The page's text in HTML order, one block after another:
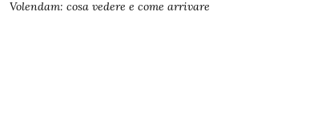
Volendam: cosa vedere e come arrivare